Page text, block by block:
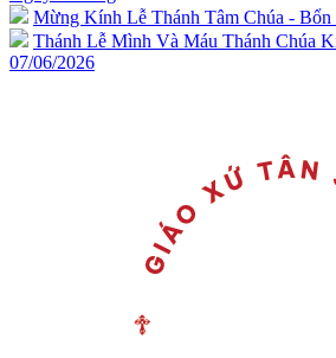
Mừng Kính Lễ Thánh Tâm Chúa -
Thánh Lễ Mình Và Máu Thánh Chúa
07/06/2026